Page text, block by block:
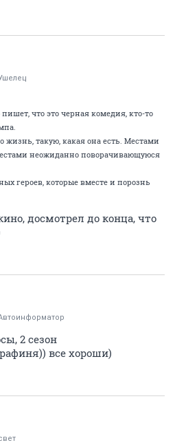
что это черная комедия, кто-то
жизнь, такую, какая она есть. Местами
неожиданно поворачивающуюся
героев, которые вместе и порознь
досмотрел до конца, что
2 сезон
все хороши)